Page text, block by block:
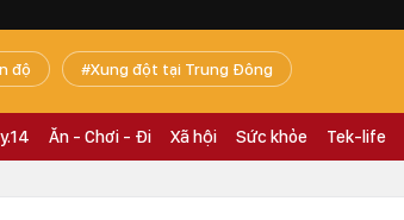
độ Xung đột tại Trung Đông
Ăn - Chơi - Đi Xã hội Sức khỏe Tek-life